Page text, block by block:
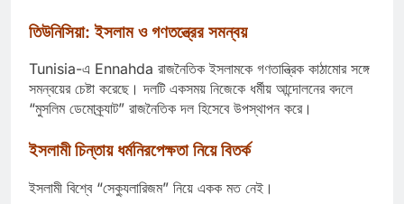
তিউনিসিয়া: ইসলাম ও গণতন্ত্রের সমন্বয়
Tunisia-এ Ennahda রাজনৈতিক ইসলামকে গণতান্ত্রিক কাঠামোর সঙ্গে
সমন্বয়ের চেষ্টা করেছে। দলটি একসময় নিজেকে ধর্মীয় আন্দোলনের বদলে
“মুসলিম ডেমোক্র্যাট” রাজনৈতিক দল হিসেবে উপস্থাপন করে।
ইসলামী চিন্তায় ধর্মনিরপেক্ষতা নিয়ে বিতর্ক
ইসলামী বিশ্বে “সেক্যুলারিজম” নিয়ে একক মত নেই।